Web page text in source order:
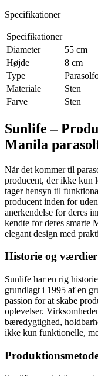
Specifikationer
Specifikationer
Diameter
55 cm
Højde
8 cm
Type
Materiale
Sten
Farve
Sten
Sunlife –
Manila
Når det kommer til
producent, der ikke kun
tager hensyn til
producent inden for
anerkendelse for deres
kendte for deres smarte
elegant design med
Historie og værdier
Sunlife har en rig
grundlagt i 1995 af en
passion for at skabe
oplevelser.
bæredygtighed,
ikke kun funktionelle,